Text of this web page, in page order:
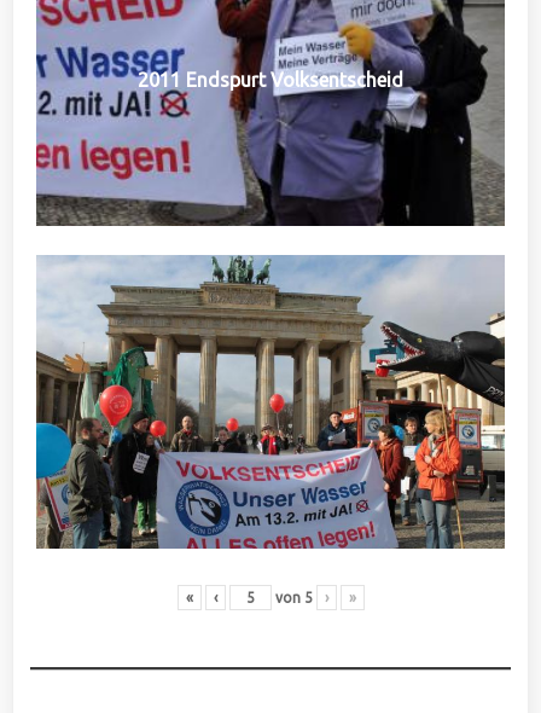
2011 Endspurt Volksentscheid
« ‹ von 5 › »